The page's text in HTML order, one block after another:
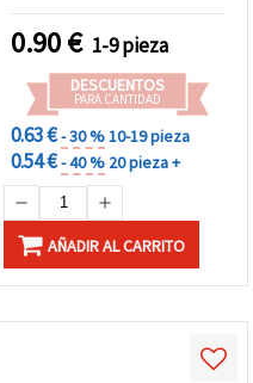
0.90€ 1-9 pieza
DESCUENTOS
PARA CANTIDAD
0.63 €- 30 %10-19 pieza
0.54 €- 40 % 20 pieza +
AÑADIR AL CARRITO